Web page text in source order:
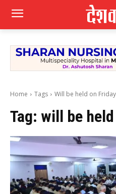
Home Tags Will be held on Friday
Tag: will be